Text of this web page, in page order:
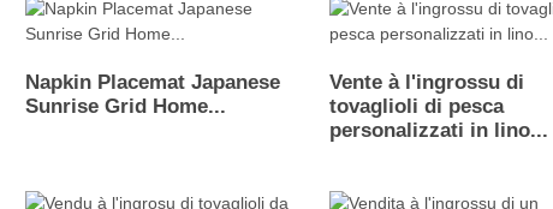
Napkin Placemat Japanese
Sunrise Grid Home...
Vente à l'ingrossu di
tovaglioli di pesca
personalizzati in lino...